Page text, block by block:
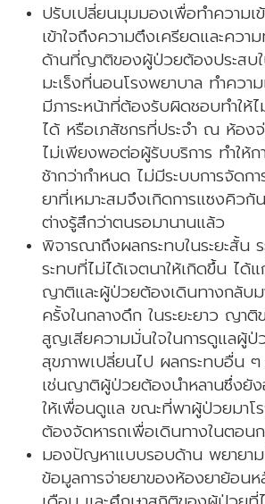
ปรับเปลี่ยนมุมมองเพื่อทำความเ
เข้าใจถึงความตึงเครียดและควา
ด้านที่ญาติของผู้ป่วยต้องประสบ
มะเร็งที่นอนโรงพยาบาล ทำควา
มีภาระหน้าที่ต้องรับผิดชอบทำให้ไ
ได้ หรือเภสัชกรที่ประจำ ณ ห้อง
ไม่เพียงพอต่อผู้รับบริการ ทำให้ก
ช้ากว่ากำหนด ไม่มีระบบการจัดก
ยาที่เหมาะสมจึงเกิดการแซงคิว
ต่างรู้สึกว่าตนรอมานานแล้ว
พิจารณาถึงผลกระทบในระยะสั้น
ระทบที่ไม่ได้เจตนาให้เกิดขึ้น ได้แ
ญาติและผู้ป่วยต้องเดินทางกลับม
ครั้งในกลางดึก ในระยะยาว ญา
สูญเสียความมั่นใจในการดูแลผู้ป่
สุขภาพเปลี่ยนไป ผลกระทบอื่น ๆ
เช่นญาติผู้ป่วยต้องนำหลานซึ่งยั
ให้เพื่อนดูแล ขณะที่พาผู้ป่วยมาโ
ต้องจัดหารถเพื่อเดินทางในตอน
มองปัญหาแบบรอบด้าน พยายา
ข้อมูลการจ่ายยาของห้องยาย้อน